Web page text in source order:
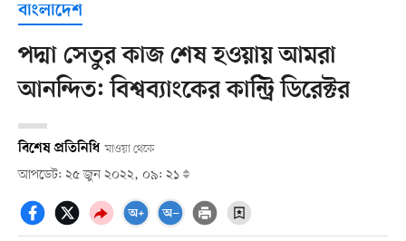
বাংলাদেশ
পদ্মা সেতুর কাজ শেষ হওয়ায় আমরা
আনন্দিত: বিশ্বব্যাংকের কান্ট্রি ডিরেক্টর
বিশেষ প্রতিনিধি মাওয়া থেকে
আপডেট: ২৫ জুন ২০২২, ০৯: ২১